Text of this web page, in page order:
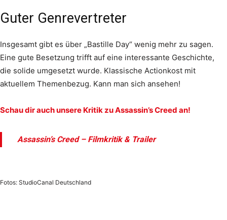
Guter Genrevertreter
Insgesamt gibt es über „Bastille Day“ wenig mehr zu sagen.
Eine gute Besetzung trifft auf eine interessante Geschichte,
die solide umgesetzt wurde. Klassische Actionkost mit
aktuellem Themenbezug. Kann man sich ansehen!
Schau dir auch unsere Kritik zu Assassin’s Creed an!
Assassin’s Creed – Filmkritik & Trailer
Fotos: StudioCanal Deutschland